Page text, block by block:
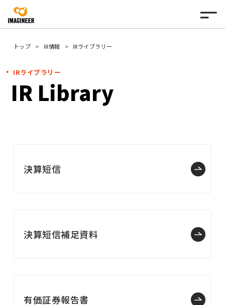
トップ IR情報 IRライブラリー
IRライブラリー
IR Library
決算短信
決算短信補足資料
有価証券報告書